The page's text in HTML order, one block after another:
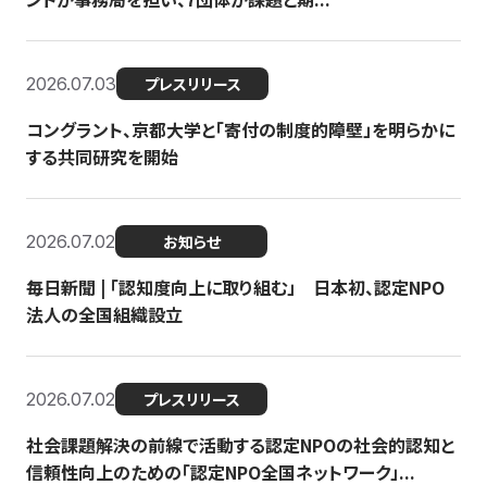
2026.07.03 プレスリリース
コングラント、京都大学と「寄付の制度的障壁」を明らかに
する共同研究を開始
2026.07.02 お知らせ
毎日新聞 | 「認知度向上に取り組む」 日本初、認定NPO
法人の全国組織設立
2026.07.02 プレスリリース
社会課題解決の前線で活動する認定NPOの社会的認知と
信頼性向上のための「認定NPO全国ネットワーク」...